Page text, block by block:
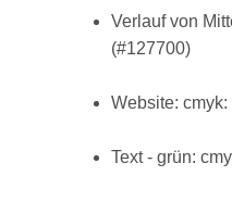
Verlauf von
(#127700)
Website:
Text - grün: